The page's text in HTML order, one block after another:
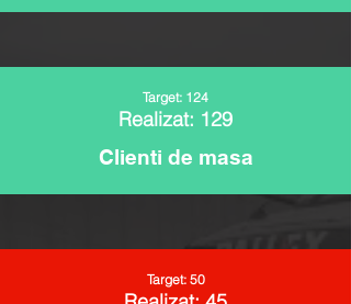
Target: 124
Realizat: 129
Clienti de masa
Target: 50